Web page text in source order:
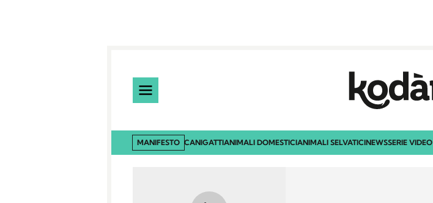
MANIFESTO CANIGATTIANIMALI DOMESTICIANIMALI SELVATICINEWSSERIE VIDEO